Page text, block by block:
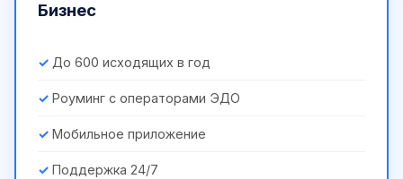
Бизнес
До 600 исходящих в год
Роуминг с операторами ЭДО
Мобильное приложение
Поддержка 24/7